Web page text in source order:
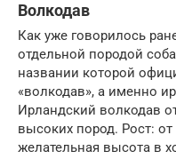
Волкодав
Как уже говорилось
отдельной породой
названии которой
«волкодав», а именно
Ирландский волкодав
высоких пород. Рост:
желательная высота в